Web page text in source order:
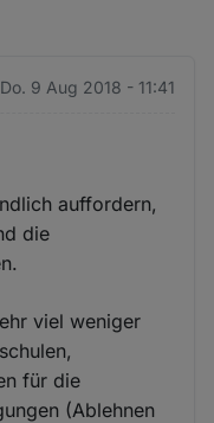
Do. 9 Aug 2018 - 11:41
auffordern,
die
viel weniger
für die
(Ablehnen